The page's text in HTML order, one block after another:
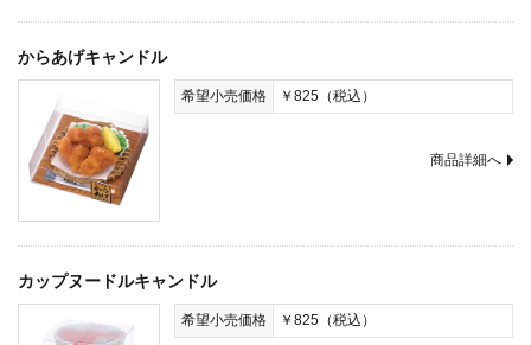
からあげキャンドル
希望小売価格 ￥825（税込）
商品詳細へ
カップヌードルキャンドル
希望小売価格 ￥825（税込）